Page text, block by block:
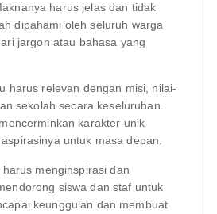
harus jelas dan tidak
dipahami oleh seluruh warga
jargon atau bahasa yang
harus relevan dengan misi, nilai-
sekolah secara keseluruhan.
karakter unik
untuk masa depan.
harus menginspirasi dan
siswa dan staf untuk
keunggulan dan membuat